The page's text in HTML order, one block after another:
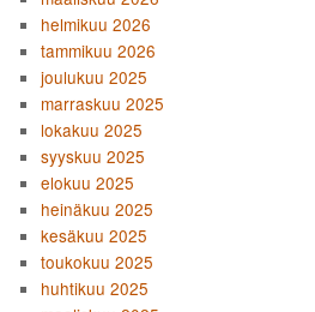
helmikuu 2026
tammikuu 2026
joulukuu 2025
marraskuu 2025
lokakuu 2025
syyskuu 2025
elokuu 2025
heinäkuu 2025
kesäkuu 2025
toukokuu 2025
huhtikuu 2025